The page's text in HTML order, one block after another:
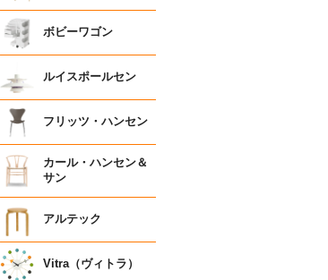
ボビーワゴン
ルイスポールセン
フリッツ・ハンセン
カール・ハンセン＆
サン
アルテック
Vitra（ヴィトラ）